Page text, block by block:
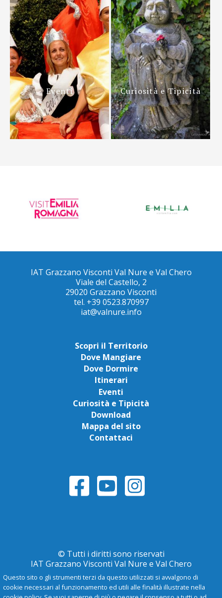
Eventi Curiosità e Tipicità
IAT Grazzano Visconti Val Nure e Val Chero
Viale del Castello, 2
29020 Grazzano Visconti
tel. +39 0523.870997
iat@valnure.info
Scopri il Territorio
Dove Mangiare
Dove Dormire
Itinerari
Eventi
Curiosità e Tipicità
Download
Mappa del sito
Contattaci
© Tutti i diritti sono riservati
IAT Grazzano Visconti Val Nure e Val Chero
Questo sito o gli strumenti terzi da questo utilizzati si avvalgono di
cookie necessari al funzionamento ed utili alle finalità illustrate nella